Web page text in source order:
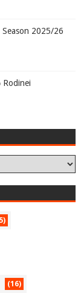
2025/26
(16)